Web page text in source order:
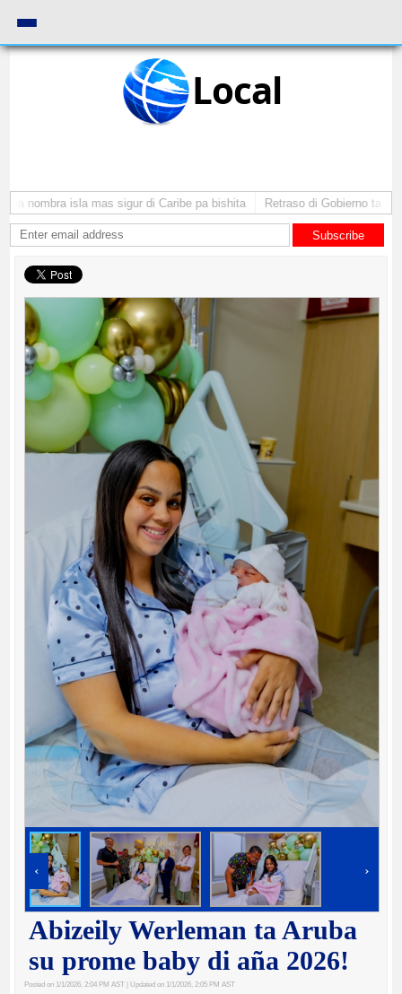
Local
nombra isla mas sigur di Caribe pa bishita Retraso di Gobierno ta pone
Subscribe
‹ ›
Abizeily Werleman ta Aruba
su prome baby di aña 2026!
Posted on 1/1/2026, 2:04 PM AST | Updated on 1/1/2026, 2:05 PM AST